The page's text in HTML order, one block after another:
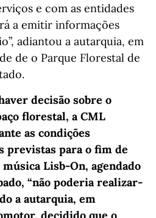
e com as entidades
a emitir informações
adiantou a autarquia, em
de o Parque Florestal de
decisão sobre o
florestal, a CML
as condições
previstas para o fim de
Lisb-On, agendado
“não poderia realizar-
a autarquia, em
decidido que o